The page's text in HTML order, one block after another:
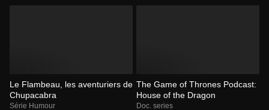
Le Flambeau, les aventuriers de
Chupacabra
Série Humour
The Game of Thrones Podcast:
House of the Dragon
Doc. series